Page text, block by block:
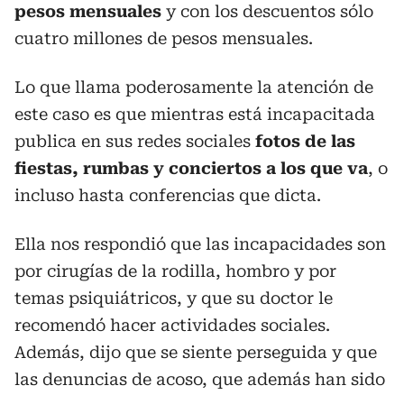
pesos mensuales y con los descuentos sólo
cuatro millones de pesos mensuales.
Lo que llama poderosamente la atención de
este caso es que mientras está incapacitada
publica en sus redes sociales fotos de las
fiestas, rumbas y conciertos a los que va, o
incluso hasta conferencias que dicta.
Ella nos respondió que las incapacidades son
por cirugías de la rodilla, hombro y por
temas psiquiátricos, y que su doctor le
recomendó hacer actividades sociales.
Además, dijo que se siente perseguida y que
las denuncias de acoso, que además han sido